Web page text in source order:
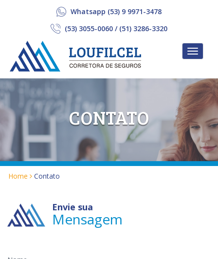
Whatsapp (53) 9 9971-3478
(53) 3055-0060 / (51) 3286-3320
Loufilcel
Corretora
de
Seguros
Menu
CONTATO
Home Contato
Envie sua
Mensagem